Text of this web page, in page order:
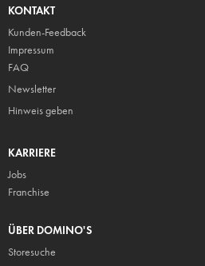
KONTAKT
Kunden-Feedback
Impressum
FAQ
Newsletter
Hinweis geben
KARRIERE
Jobs
Franchise
ÜBER DOMINO'S
Storesuche